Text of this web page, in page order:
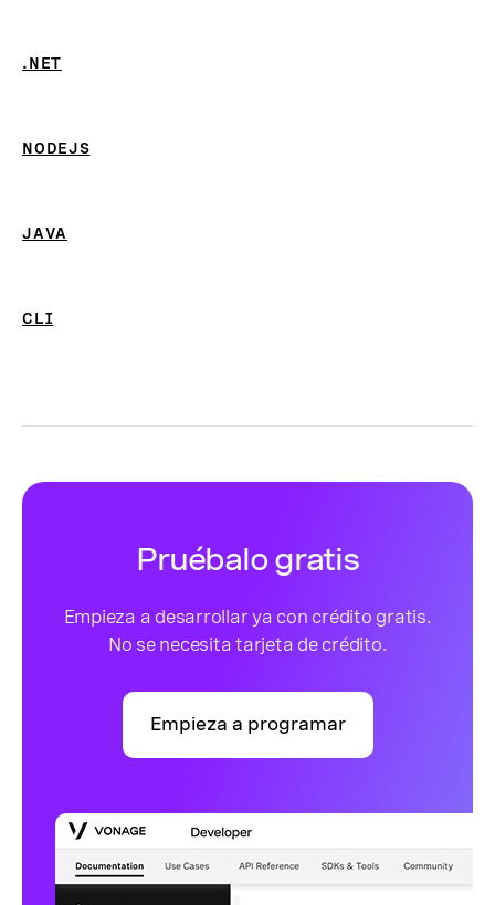
.NET
NODEJS
JAVA
CLI
Pruébalo gratis
Empieza a desarrollar ya con crédito gratis.
No se necesita tarjeta de crédito.
Empieza a programar